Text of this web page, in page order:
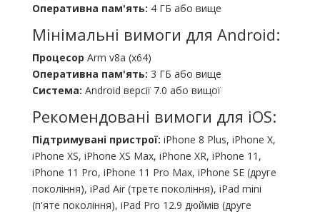
Оперативна пам'ять: 4 ГБ або вище
Мінімальні вимоги для Android:
Процесор Arm v8a (x64)
Оперативна пам'ять: 3 ГБ або вище
Система: Android версії 7.0 або вищої
Рекомендовані вимоги для iOS:
Підтримувані пристрої: iPhone 8 Plus, iPhone X,
iPhone XS, iPhone XS Max, iPhone XR, iPhone 11,
iPhone 11 Pro, iPhone 11 Pro Max, iPhone SE (друге
покоління), iPad Air (третє покоління), iPad mini
(п'яте покоління), iPad Pro 12.9 дюймів (друге